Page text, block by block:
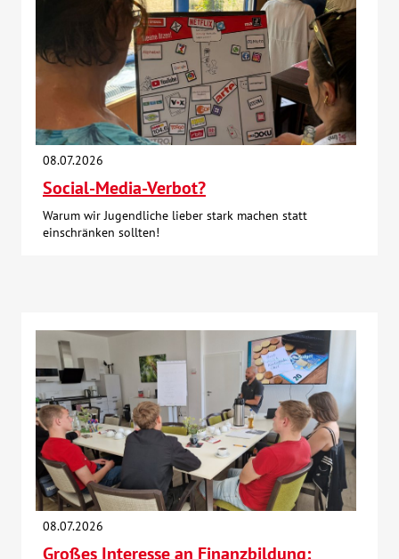
08.07.2026
Social-Media-Verbot?
Warum wir Jugendliche lieber stark machen statt
einschränken sollten!
08.07.2026
Großes Interesse an Finanzbildung: